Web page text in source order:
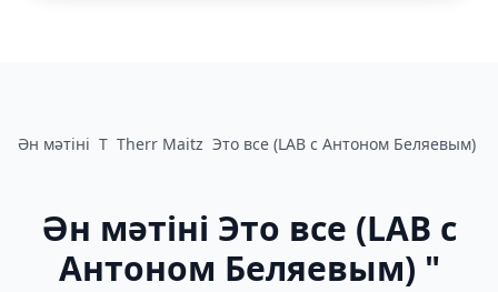
Ән мәтіні T Therr Maitz Это все (LAB с Антоном Беляевым)
Ән мәтіні Это все (LAB с
Антоном Беляевым) "